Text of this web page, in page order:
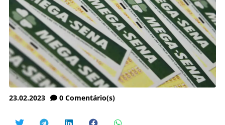
23.02.2023 0 Comentário(s)